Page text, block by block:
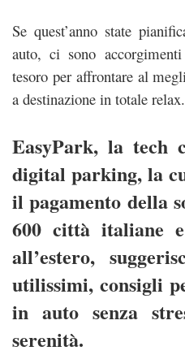
Se quest’anno state
auto, ci sono
tesoro per affrontare al
a destinazione in totale relax.
EasyPark, la tech
digital parking, la
il pagamento della
600 città italiane
all’estero,
utilissimi, consigli
in auto senza
serenità.